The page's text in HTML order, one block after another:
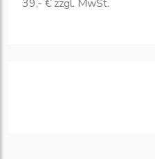
39,- € zzgl. MwSt.